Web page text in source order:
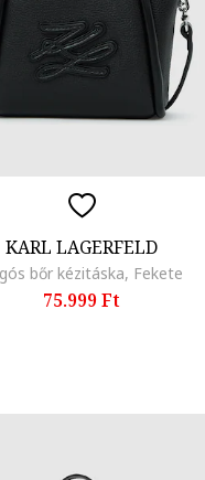
KARL LAGERFELD
bőr kézitáska, Fekete
75.999 Ft